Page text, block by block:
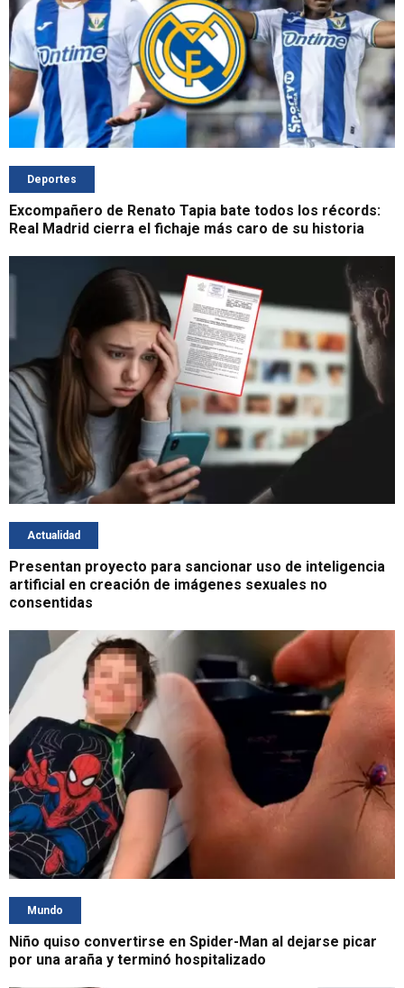
Deportes
Excompañero de Renato Tapia bate todos los récords:
Real Madrid cierra el fichaje más caro de su historia
Actualidad
Presentan proyecto para sancionar uso de inteligencia
artificial en creación de imágenes sexuales no
consentidas
Mundo
Niño quiso convertirse en Spider-Man al dejarse picar
por una araña y terminó hospitalizado